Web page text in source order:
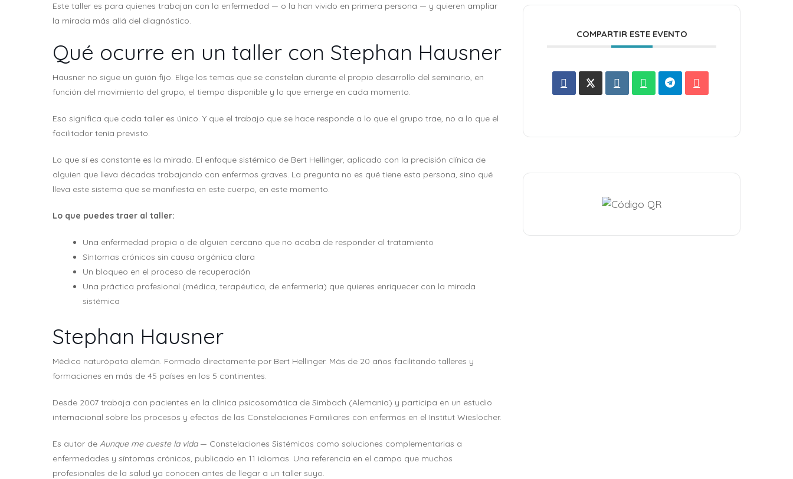
Este taller es para quienes trabajan con la enfermedad — o la han vivido en primera persona — y quieren ampliar
la mirada más allá del diagnóstico.
Qué ocurre en un taller con Stephan Hausner
Hausner no sigue un guión fijo. Elige los temas que se constelan durante el propio desarrollo del seminario, en
función del movimiento del grupo, el tiempo disponible y lo que emerge en cada momento.
Eso significa que cada taller es único. Y que el trabajo que se hace responde a lo que el grupo trae, no a lo que el
facilitador tenía previsto.
Lo que sí es constante es la mirada. El enfoque sistémico de Bert Hellinger, aplicado con la precisión clínica de
alguien que lleva décadas trabajando con enfermos graves. La pregunta no es qué tiene esta persona, sino qué
lleva este sistema que se manifiesta en este cuerpo, en este momento.
Lo que puedes traer al taller:
Una enfermedad propia o de alguien cercano que no acaba de responder al tratamiento
Síntomas crónicos sin causa orgánica clara
Un bloqueo en el proceso de recuperación
Una práctica profesional (médica, terapéutica, de enfermería) que quieres enriquecer con la mirada
sistémica
Stephan Hausner
Médico naturópata alemán. Formado directamente por Bert Hellinger. Más de 20 años facilitando talleres y
formaciones en más de 45 países en los 5 continentes.
Desde 2007 trabaja con pacientes en la clínica psicosomática de Simbach (Alemania) y participa en un estudio
internacional sobre los procesos y efectos de las Constelaciones Familiares con enfermos en el Institut Wieslocher.
Es autor de Aunque me cueste la vida— Constelaciones Sistémicas como soluciones complementarias a
enfermedades y síntomas crónicos, publicado en 11 idiomas. Una referencia en el campo que muchos
profesionales de la salud ya conocen antes de llegar a un taller suyo.
COMPARTIR ESTE EVENTO